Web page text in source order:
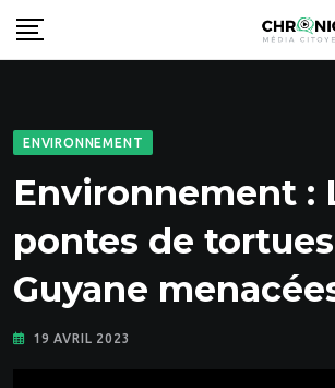
Skip
to
ENVIRONNEMENT
Environnement :
pontes de
Guyane
19 AVRIL 2023